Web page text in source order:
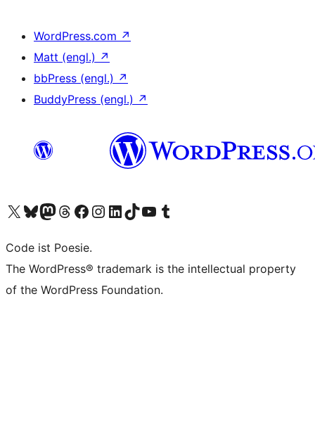
WordPress.com ↗
Matt (engl.) ↗
bbPress (engl.) ↗
BuddyPress (engl.) ↗
Das X-Konto (früher Twitter) von WordPress.org besuchen
Das Bluesky-Konto von WordPress.org besuchen
Das Mastodon-Konto von WordPress.org besuchen
Das Threads-Konto von WordPress.org besuchen
Die Facebook-Seite von WordPress.org besuchen
Das Instagram-Konto von WordPress.org besuchen
Das LinkedIn-Konto von WordPress.org besuchen
Das TikTok-Konto von WordPress.org besuchen
Den YouTube-Kanal von WordPress.org besuchen
Das Tumblr-Konto von WordPress.org besuchen
Code ist Poesie.
The WordPress® trademark is the intellectual property
of the WordPress Foundation.